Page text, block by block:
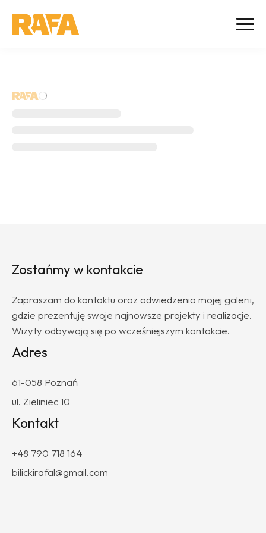
Zostańmy w kontakcie
Zapraszam do kontaktu oraz odwiedzenia mojej galerii,
gdzie prezentuję swoje najnowsze projekty i realizacje.
Wizyty odbywają się po wcześniejszym kontakcie.
Adres
61-058 Poznań
ul. Zieliniec 10
Kontakt
+48 790 718 164
bilickirafal@gmail.com